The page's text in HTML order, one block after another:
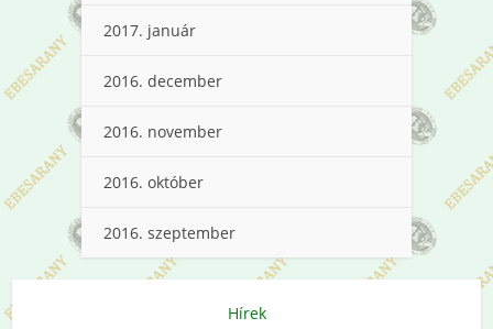
2017. január
2016. december
2016. november
2016. október
2016. szeptember
Hírek